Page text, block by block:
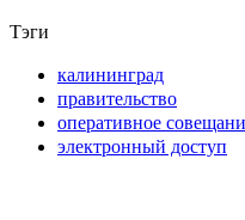
Тэги
калининград
правительство
оперативное
электронный доступ